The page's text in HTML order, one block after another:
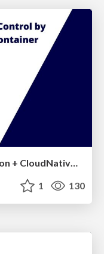
Japan Community Day at Kubecon + CloudNativeCon Japan 2026: Learning Container Privilege Control by Building My Own Low-Level Container Runtime
1 130